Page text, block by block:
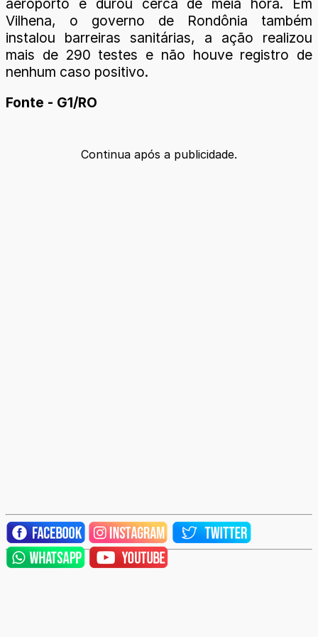
Vilhena, o governo de Rondônia também
instalou barreiras sanitárias, a ação realizou
mais de 290 testes e não houve registro de
nenhum caso positivo.
Fonte - G1/RO
Continua após a publicidade.